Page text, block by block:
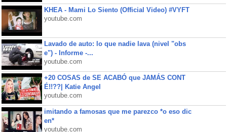
KHEA - Mami Lo Siento (Official Video) #VYFT
youtube.com
Lavado de auto: lo que nadie lava (nivel "obs
e") - Informe -...
youtube.com
+20 COSAS de SE ACABÓ que JAMÁS CONT
É!!??| Katie Angel
youtube.com
imitando a famosas que me parezco *o eso dic
en*
youtube.com